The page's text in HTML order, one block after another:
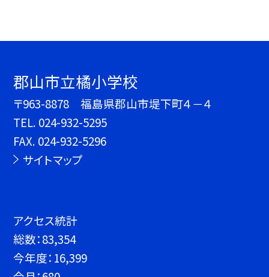
郡山市立橘小学校
〒963-8878 福島県郡山市堤下町４－４
TEL. 024-932-5295
FAX. 024-932-5296
サイトマップ
アクセス統計
総数：83,354
今年度： 16,399